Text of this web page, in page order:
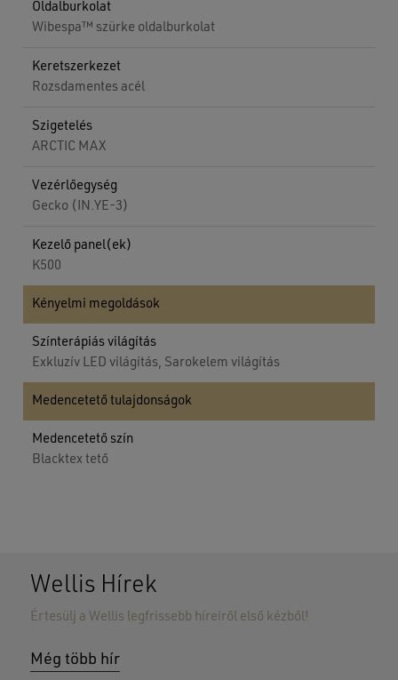
Oldalburkolat
Wibespa™ szürke oldalburkolat
Keretszerkezet
Rozsdamentes acél
Szigetelés
ARCTIC MAX
Vezérlőegység
Gecko (IN.YE-3)
Kezelő panel(ek)
K500
Kényelmi megoldások
Színterápiás világítás
Exkluzív LED világítás, Sarokelem világítás
Medencetető tulajdonságok
Medencetető szín
Blacktex tető
Wellis Hírek
Értesülj a Wellis legfrissebb híreiről első kézből!
Még több hír